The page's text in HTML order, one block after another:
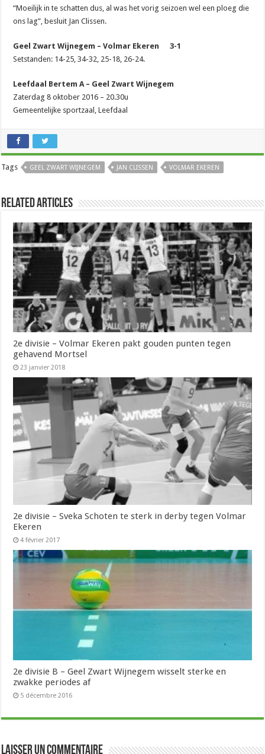
“Moeilijk in te schatten dus, al was het vorig seizoen wel een ploeg die
ons lag”, besluit Jan Clissen.
Geel Zwart Wijnegem – Volmar Ekeren 3-1
Setstanden: 14-25, 34-32, 25-18, 26-24.
Leefdaal Bertem A – Geel Zwart Wijnegem
Zaterdag 8 oktober 2016 – 20.30u
Gemeentelijke sportzaal, Leefdaal
Tags GEEL ZWART WIJNEGEM JAN CLISSEN VOLMAR EKEREN
Related Articles
2e divisie – Volmar Ekeren pakt gouden punten tegen
gehavend Mortsel
23 janvier 2018
2e divisie – Sveka Schoten te sterk in derby tegen Volmar
Ekeren
4 février 2017
2e divisie B – Geel Zwart Wijnegem wisselt sterke en
zwakke periodes af
5 décembre 2016
Laisser un commentaire